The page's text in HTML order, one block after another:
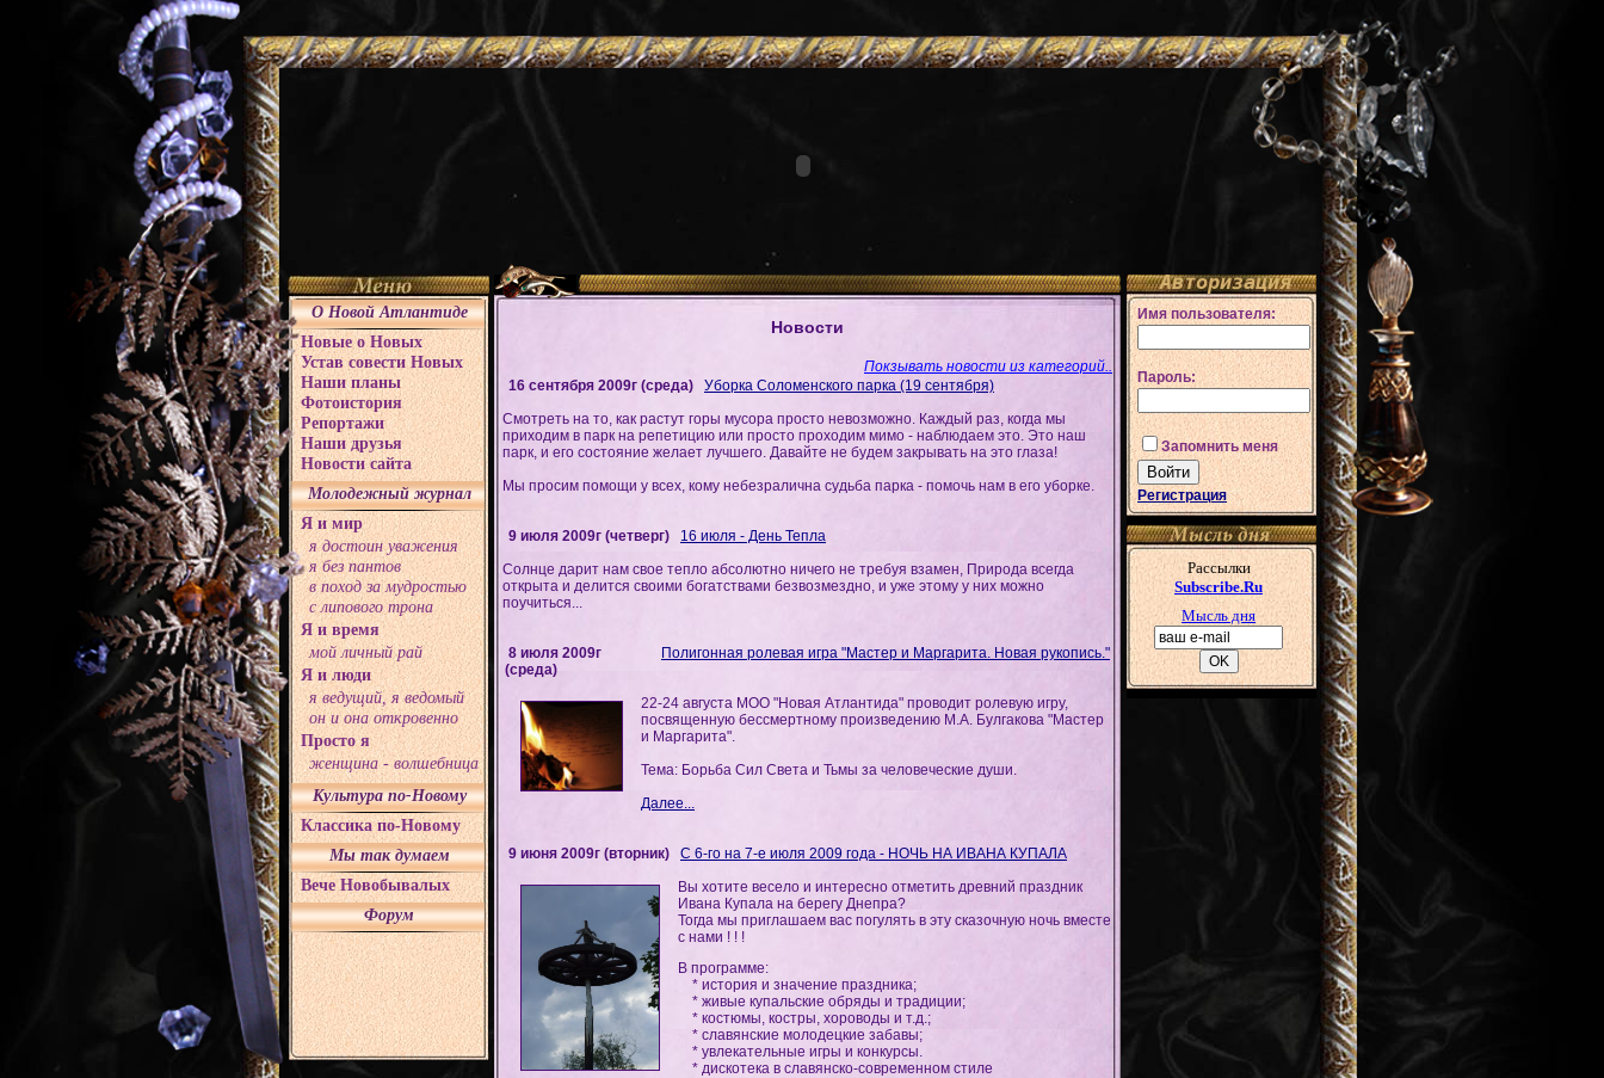
О Новой Атлантиде
Новые о Новых
Устав совести Новых
Наши планы
Фотоистория
Репортажи
Наши друзья
Новости сайта
Молодежный журнал
Я и мир
я достоин уважения
я без пантов
в поход за мудростью
с липового трона
Я и время
мой личный рай
Я и люди
я ведущий, я ведомый
он и она откровенно
Просто я
женщина - волшебница
Культура по-Новому
Классика по-Новому
Мы так думаем
Вече Новобывалых
Форум
Новости
Покзывать новости из категорий..
16 сентября 2009г (среда)
Уборка Соломенского парка (19 сентября)
Смотреть на то, как растут горы мусора просто невозможно. Каждый раз, когда мы
приходим в парк на репетицию или просто проходим мимо - наблюдаем это. Это наш
парк, и его состояние желает лучшего. Давайте не будем закрывать на это глаза!
Мы просим помощи у всех, кому небезралична судьба парка - помочь нам в его уборке.
9 июля 2009г (четверг)
16 июля - День Тепла
Солнце дарит нам свое тепло абсолютно ничего не требуя взамен, Природа всегда
открыта и делится своими богатствами безвозмездно, и уже этому у них можно
поучиться...
8 июля 2009г
(среда)
Полигонная ролевая игра "Мастер и Маргарита. Новая рукопись."
22-24 августа МОО "Новая Атлантида" проводит ролевую игру,
посвященную бессмертному произведению М.А. Булгакова "Мастер
и Маргарита".
Тема: Борьба Сил Света и Тьмы за человеческие души.
Далее...
9 июня 2009г (вторник)
С 6-го на 7-е июля 2009 года - НОЧЬ НА ИВАНА КУПАЛА
Вы хотите весело и интересно отметить древний праздник
Ивана Купала на берегу Днепра?
Тогда мы приглашаем вас погулять в эту сказочную ночь вместе
с нами ! ! !
В программе:
* история и значение праздника;
* живые купальские обряды и традиции;
* костюмы, костры, хороводы и т.д.;
* славянские молодецкие забавы;
* увлекательные игры и конкурсы.
* дискотека в славянско-современном стиле
Авторизация
Имя пользователя:
Пароль:
Запомнить меня
Регистрация